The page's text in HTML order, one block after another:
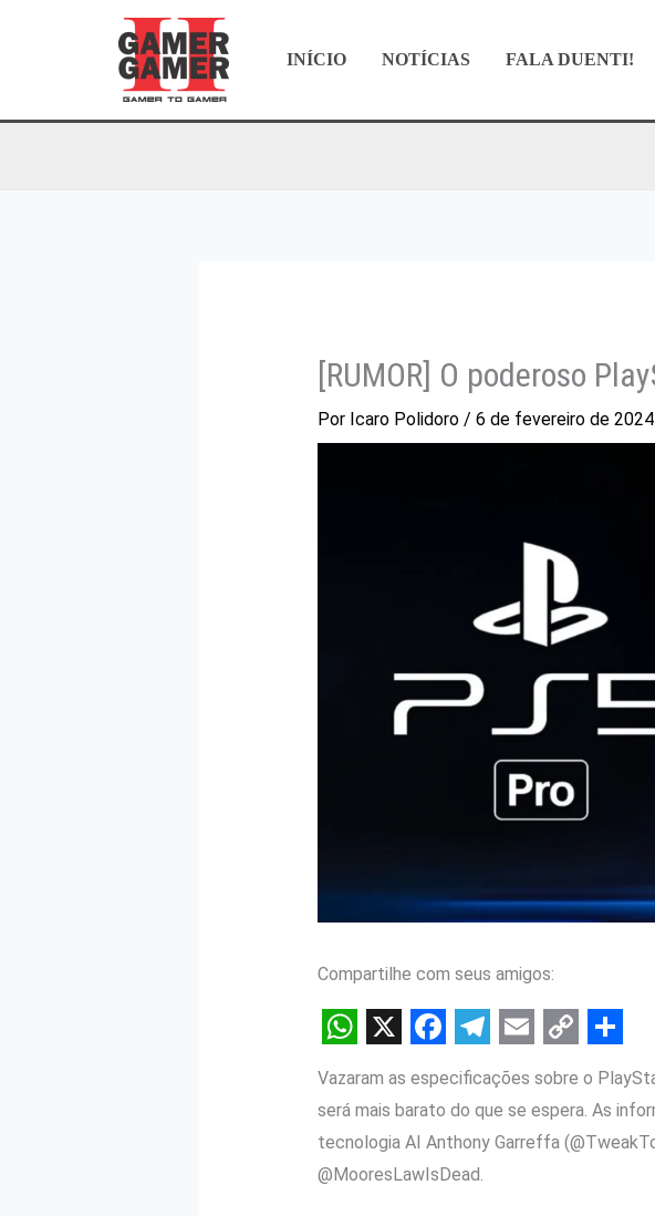
INÍCIO NOTÍCIAS FALA DUENTI!
[RUMOR] O poderoso
Por Icaro Polidoro / 6 de fevereiro de 2024
Compartilhe com seus amigos:
W
h
a
t
a
c
e
T
e
l
e
E
m
a
C
o
p
S
h
a
Vazaram as especificações sobre o
será mais barato do que se espera. As
tecnologia AI Anthony Garreffa
@MooresLawIsDead.